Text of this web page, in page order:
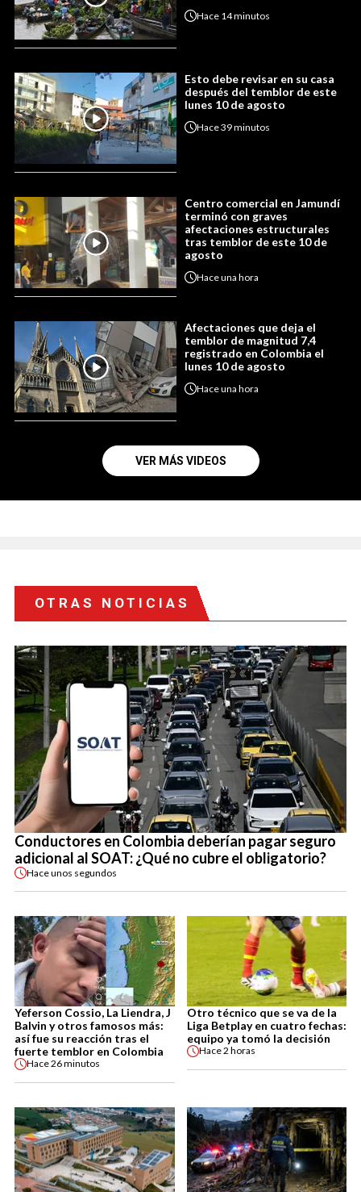
Hace 14 minutos
Esto debe revisar en su casa
después del temblor de este
lunes 10 de agosto
Hace39 minutos
Centro comercial en Jamundí
terminó con graves
afectaciones estructurales
tras temblor de este 10 de
agosto
Haceuna hora
Afectaciones que deja el
temblor de magnitud 7,4
registrado en Colombia el
lunes 10 de agosto
Haceuna hora
VER MÁS VIDEOS
OTRAS NOTICIAS
Conductores en Colombia deberían pagar seguro
adicional al SOAT: ¿Qué no cubre el obligatorio?
Haceunos segundos
Yeferson Cossio, La Liendra, J
Balvin y otros famosos más:
así fue su reacción tras el
fuerte temblor en Colombia
Hace26 minutos
Otro técnico que se va de la
Liga Betplay en cuatro fechas:
equipo ya tomó la decisión
Hace2 horas